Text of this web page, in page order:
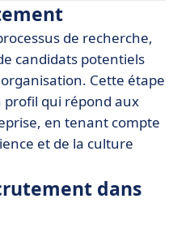
dans une entreprise
de recrutement
recrutement
de recrutement
de recherche,
candidats potentiels
Cette étape
profil qui répond aux
en tenant compte
et de la culture
dans